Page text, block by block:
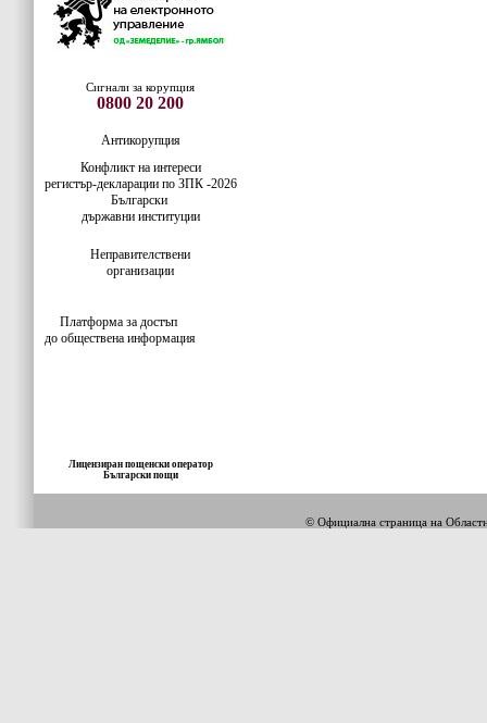
Сигнали за корупция
0800 20 200
Антикорупция
Конфликт на интереси
регистър-деклaрации по ЗПК -2026
Български
държавни институции
Неправителствени
организации
Платформа за достъп
до обществена информация
Лицензиран пощенски оператор
Български пощи
© Официална страница на